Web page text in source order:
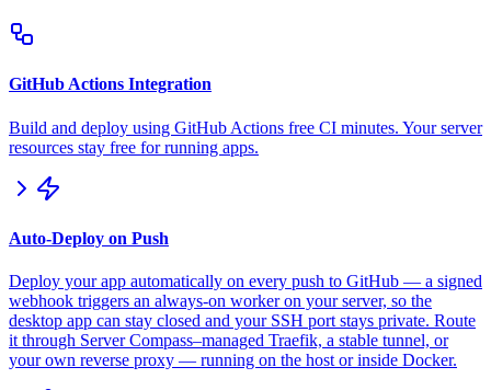
GitHub Actions Integration
Build and deploy using GitHub Actions free CI minutes. Your server
resources stay free for running apps.
Auto-Deploy on Push
Deploy your app automatically on every push to GitHub — a signed
webhook triggers an always-on worker on your server, so the
desktop app can stay closed and your SSH port stays private. Route
it through Server Compass–managed Traefik, a stable tunnel, or
your own reverse proxy — running on the host or inside Docker.